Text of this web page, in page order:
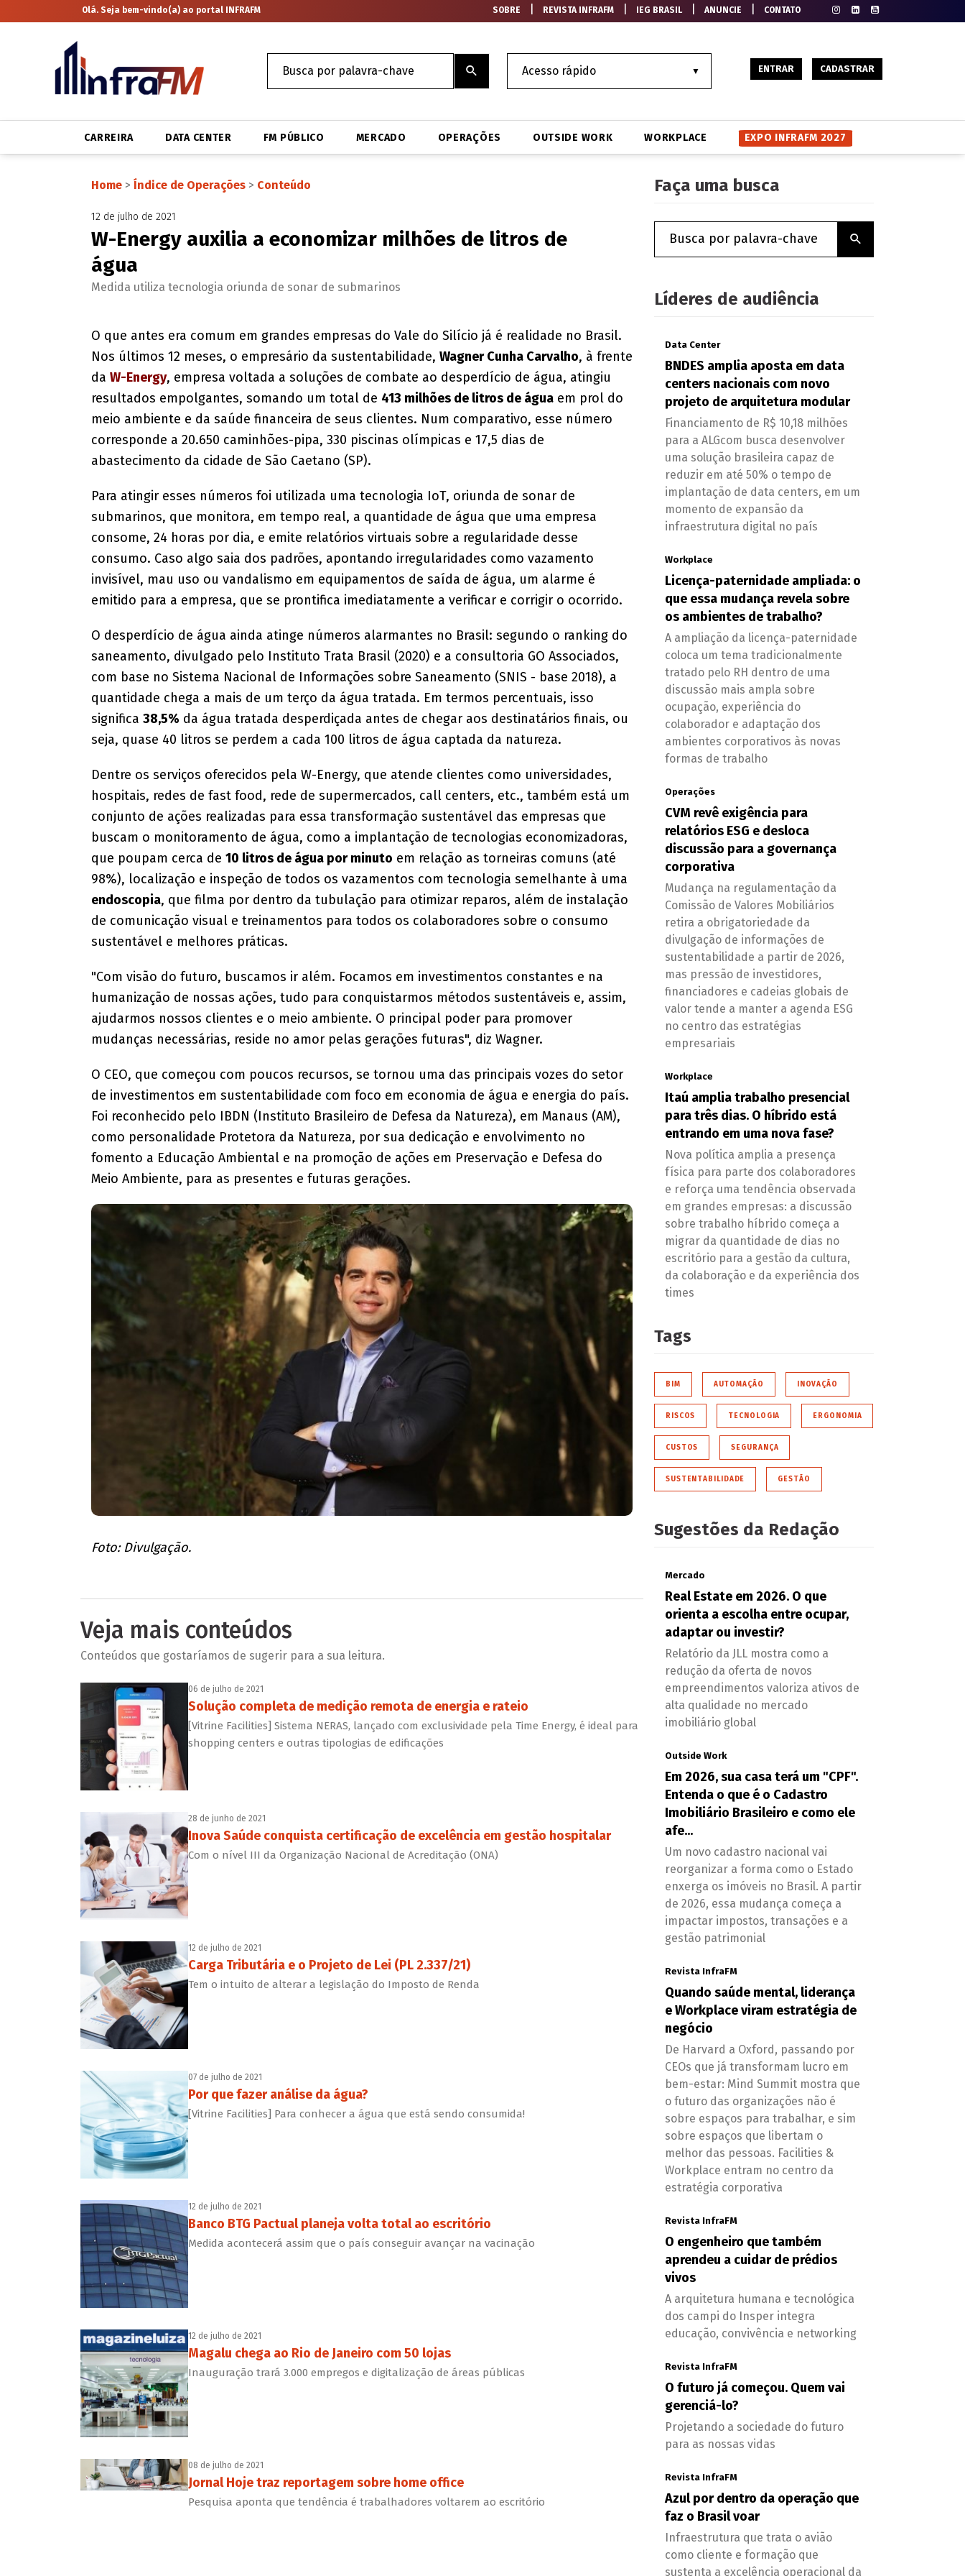
Olá. Seja bem-vindo(a) ao portal INFRAFM SOBRE REVISTA INFRAFM IEG BRASIL|ANUNCIE CONTATO
ENTRAR CADASTRAR
CARREIRA DATA CENTER FM PÚBLICO MERCADO OPERAÇÕES OUTSIDE WORK WORKPLACE EXPO INFRAFM 2027
Home> Índice de Operações> Conteúdo
12 de julho de 2021
W-Energy auxilia a economizar milhões de litros de
água
Medida utiliza tecnologia oriunda de sonar de submarinos
O que antes era comum em grandes empresas do Vale do Silício já é realidade no Brasil.
Nos últimos 12 meses, o empresário da sustentabilidade, Wagner Cunha Carvalho, à frente
da W-Energy, empresa voltada a soluções de combate ao desperdício de água, atingiu
resultados empolgantes, somando um total de 413 milhões de litros de águaem prol do
meio ambiente e da saúde financeira de seus clientes. Num comparativo, esse número
corresponde a 20.650 caminhões-pipa, 330 piscinas olímpicas e 17,5 dias de
abastecimento da cidade de São Caetano (SP).
Para atingir esses números foi utilizada uma tecnologia IoT, oriunda de sonar de
submarinos, que monitora, em tempo real, a quantidade de água que uma empresa
consome, 24 horas por dia, e emite relatórios virtuais sobre a regularidade desse
consumo. Caso algo saia dos padrões, apontando irregularidades como vazamento
invisível, mau uso ou vandalismo em equipamentos de saída de água, um alarme é
emitido para a empresa, que se prontifica imediatamente a verificar e corrigir o ocorrido.
O desperdício de água ainda atinge números alarmantes no Brasil: segundo o ranking do
saneamento, divulgado pelo Instituto Trata Brasil (2020) e a consultoria GO Associados,
com base no Sistema Nacional de Informações sobre Saneamento (SNIS - base 2018), a
quantidade chega a mais de um terço da água tratada. Em termos percentuais, isso
significa 38,5% da água tratada desperdiçada antes de chegar aos destinatários finais, ou
seja, quase 40 litros se perdem a cada 100 litros de água captada da natureza.
Dentre os serviços oferecidos pela W-Energy, que atende clientes como universidades,
hospitais, redes de fast food, rede de supermercados, call centers, etc., também está um
conjunto de ações realizadas para essa transformação sustentável das empresas que
buscam o monitoramento de água, como a implantação de tecnologias economizadoras,
que poupam cerca de 10 litros de água por minuto em relação as torneiras comuns (até
98%), localização e inspeção de todos os vazamentos com tecnologia semelhante à uma
endoscopia, que filma por dentro da tubulação para otimizar reparos, além de instalação
de comunicação visual e treinamentos para todos os colaboradores sobre o consumo
sustentável e melhores práticas.
"Com visão do futuro, buscamos ir além. Focamos em investimentos constantes e na
humanização de nossas ações, tudo para conquistarmos métodos sustentáveis e, assim,
ajudarmos nossos clientes e o meio ambiente. O principal poder para promover
mudanças necessárias, reside no amor pelas gerações futuras", diz Wagner.
O CEO, que começou com poucos recursos, se tornou uma das principais vozes do setor
de investimentos em sustentabilidade com foco em economia de água e energia do país.
Foi reconhecido pelo IBDN (Instituto Brasileiro de Defesa da Natureza), em Manaus (AM),
como personalidade Protetora da Natureza, por sua dedicação e envolvimento no
fomento a Educação Ambiental e na promoção de ações em Preservação e Defesa do
Meio Ambiente, para as presentes e futuras gerações.
Foto: Divulgação.
Veja mais conteúdos
Conteúdos que gostaríamos de sugerir para a sua leitura.
06 de julho de 2021
Solução completa de medição remota de energia e rateio
[Vitrine Facilities] Sistema NERAS, lançado com exclusividade pela Time Energy, é ideal para
shopping centers e outras tipologias de edificações
28 de junho de 2021
Inova Saúde conquista certificação de excelência em gestão hospitalar
Com o nível III da Organização Nacional de Acreditação (ONA)
12 de julho de 2021
Carga Tributária e o Projeto de Lei (PL 2.337/21)
Tem o intuito de alterar a legislação do Imposto de Renda
07 de julho de 2021
Por que fazer análise da água?
[Vitrine Facilities] Para conhecer a água que está sendo consumida!
12 de julho de 2021
Banco BTG Pactual planeja volta total ao escritório
Medida acontecerá assim que o país conseguir avançar na vacinação
12 de julho de 2021
Magalu chega ao Rio de Janeiro com 50 lojas
Inauguração trará 3.000 empregos e digitalização de áreas públicas
08 de julho de 2021
Jornal Hoje traz reportagem sobre home office
Pesquisa aponta que tendência é trabalhadores voltarem ao escritório
Faça uma busca
Líderes de audiência
Data Center
BNDES amplia aposta em data
centers nacionais com novo
projeto de arquitetura modular
Financiamento de R$ 10,18 milhões
para a ALGcom busca desenvolver
uma solução brasileira capaz de
reduzir em até 50% o tempo de
implantação de data centers, em um
momento de expansão da
infraestrutura digital no país
Workplace
Licença-paternidade ampliada: o
que essa mudança revela sobre
os ambientes de trabalho?
A ampliação da licença-paternidade
coloca um tema tradicionalmente
tratado pelo RH dentro de uma
discussão mais ampla sobre
ocupação, experiência do
colaborador e adaptação dos
ambientes corporativos às novas
formas de trabalho
Operações
CVM revê exigência para
relatórios ESG e desloca
discussão para a governança
corporativa
Mudança na regulamentação da
Comissão de Valores Mobiliários
retira a obrigatoriedade da
divulgação de informações de
sustentabilidade a partir de 2026,
mas pressão de investidores,
financiadores e cadeias globais de
valor tende a manter a agenda ESG
no centro das estratégias
empresariais
Workplace
Itaú amplia trabalho presencial
para três dias. O híbrido está
entrando em uma nova fase?
Nova política amplia a presença
física para parte dos colaboradores
e reforça uma tendência observada
em grandes empresas: a discussão
sobre trabalho híbrido começa a
migrar da quantidade de dias no
escritório para a gestão da cultura,
da colaboração e da experiência dos
times
Tags
BIM AUTOMAÇÃO INOVAÇÃO
RISCOS TECNOLOGIA ERGONOMIA
CUSTOS SEGURANÇA
SUSTENTABILIDADE GESTÃO
Sugestões da Redação
Mercado
Real Estate em 2026. O que
orienta a escolha entre ocupar,
adaptar ou investir?
Relatório da JLL mostra como a
redução da oferta de novos
empreendimentos valoriza ativos de
alta qualidade no mercado
imobiliário global
Outside Work
Em 2026, sua casa terá um "CPF".
Entenda o que é o Cadastro
Imobiliário Brasileiro e como ele
afe...
Um novo cadastro nacional vai
reorganizar a forma como o Estado
enxerga os imóveis no Brasil. A partir
de 2026, essa mudança começa a
impactar impostos, transações e a
gestão patrimonial
Revista InfraFM
Quando saúde mental, liderança
e Workplace viram estratégia de
negócio
De Harvard a Oxford, passando por
CEOs que já transformam lucro em
bem-estar: Mind Summit mostra que
o futuro das organizações não é
sobre espaços para trabalhar, e sim
sobre espaços que libertam o
melhor das pessoas. Facilities &
Workplace entram no centro da
estratégia corporativa
Revista InfraFM
O engenheiro que também
aprendeu a cuidar de prédios
vivos
A arquitetura humana e tecnológica
dos campi do Insper integra
educação, convivência e networking
Revista InfraFM
O futuro já começou. Quem vai
gerenciá-lo?
Projetando a sociedade do futuro
para as nossas vidas
Revista InfraFM
Azul por dentro da operação que
faz o Brasil voar
Infraestrutura que trata o avião
como cliente e formação que
sustenta a excelência operacional da